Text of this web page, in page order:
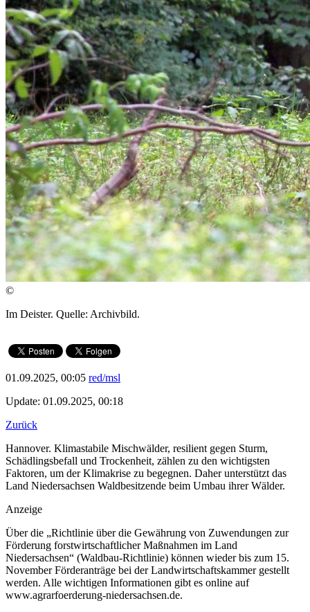
©
Im Deister. Quelle: Archivbild.
01.09.2025, 00:05 red/msl
Update: 01.09.2025, 00:18
Zurück
Hannover. Klimastabile Mischwälder, resilient gegen Sturm,
Schädlingsbefall und Trockenheit, zählen zu den wichtigsten
Faktoren, um der Klimakrise zu begegnen. Daher unterstützt das
Land Niedersachsen Waldbesitzende beim Umbau ihrer Wälder.
Anzeige
Über die „Richtlinie über die Gewährung von Zuwendungen zur
Förderung forstwirtschaftlicher Maßnahmen im Land
Niedersachsen“ (Waldbau-Richtlinie) können wieder bis zum 15.
November Förderanträge bei der Landwirtschaftskammer gestellt
werden. Alle wichtigen Informationen gibt es online auf
www.agrarfoerderung-niedersachsen.de.